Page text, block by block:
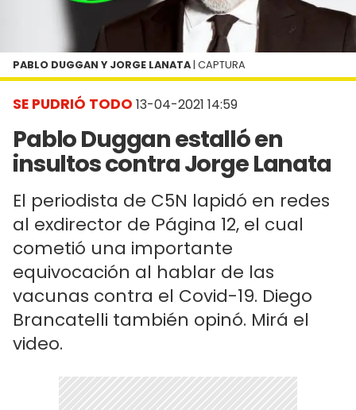
SE PUDRIÓ TODO 13-04-2021 14:59
Pablo Duggan estalló en
insultos contra Jorge Lanata
El periodista de C5N lapidó en redes
al exdirector de Página 12, el cual
cometió una importante
equivocación al hablar de las
vacunas contra el Covid-19. Diego
Brancatelli también opinó. Mirá el
video.
PABLO DUGGAN Y JORGE LANATA | CAPTURA